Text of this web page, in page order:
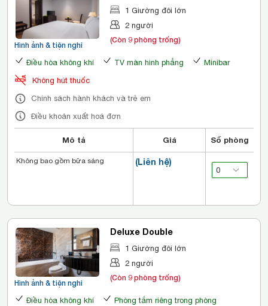
Hình ảnh & tiện nghi
1 Giường đôi lớn
2 người
(Còn 9 phòng trống)
Điều hòa không khí TV màn hình phẳng
Minibar
Không hút thuốc
Chính sách hành khách và trẻ em
Điều khoản xuất hoá đơn
Mô tả Giá Số phòng
(Liên hệ)
Không bao gồm bữa sáng
Hình ảnh & tiện nghi
Deluxe Double
1 Giường đôi lớn
2 người
(Còn 9 phòng trống)
Điều hòa không khí Phòng tắm riêng trong phòng